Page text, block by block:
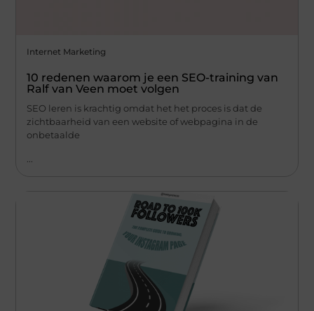
Internet Marketing
10 redenen waarom je een SEO-training van
Ralf van Veen moet volgen
SEO leren is krachtig omdat het het proces is dat de
zichtbaarheid van een website of webpagina in de
onbetaalde